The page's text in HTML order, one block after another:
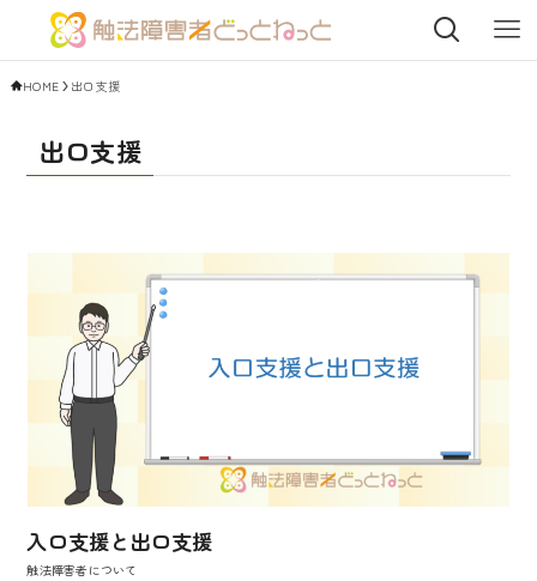
HOME 出口支援
出口支援
入口支援と出口支援
触法障害者について